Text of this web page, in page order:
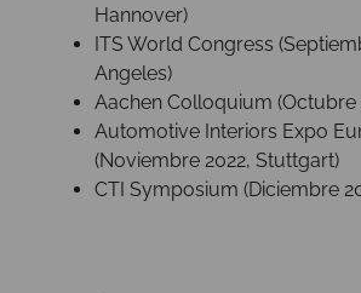
Hannover)
ITS World Congress
Angeles)
Aachen Colloquium (Octubre
Automotive Interiors Expo
(Noviembre 2022, Stuttgart)
CTI Symposium (Diciembre